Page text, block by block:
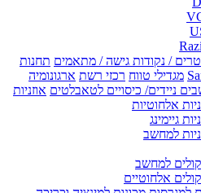
/ נקודות גישה / מתאמים תחנות
מגדילי טווח רכזי רשת ארגונומיה
ניידים/ כיסויים לטאבלטים אוזניות
אלחוטיות
גיימינג
למחשב
למחשב
אלחוטיים